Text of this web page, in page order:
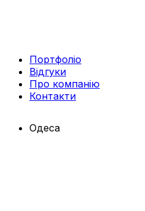
Портфоліо
Відгуки
Про компанію
Контакти
Одеса